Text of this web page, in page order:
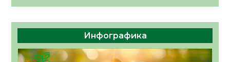
Инфографика